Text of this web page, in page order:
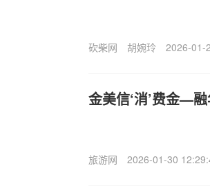
砍柴网 胡婉玲 2026-01-
金美信‘消’费金—
旅游网 2026-01-30